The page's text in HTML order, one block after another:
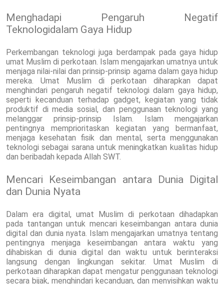
Menghadapi Pengaruh Negatif
Teknologidalam Gaya Hidup
Perkembangan teknologi juga berdampak pada gaya hidup
umat Muslim di perkotaan. Islam mengajarkan umatnya untuk
menjaga nilai-nilai dan prinsip-prinsip agama dalam gaya hidup
mereka. Umat Muslim di perkotaan diharapkan dapat
menghindari pengaruh negatif teknologi dalam gaya hidup,
seperti kecanduan terhadap gadget, kegiatan yang tidak
produktif di media sosial, dan penggunaan teknologi yang
melanggar prinsip-prinsip Islam. Islam mengajarkan
pentingnya memprioritaskan kegiatan yang bermanfaat,
menjaga kesehatan fisik dan mental, serta menggunakan
teknologi sebagai sarana untuk meningkatkan kualitas hidup
dan beribadah kepada Allah SWT.
Mencari Keseimbangan antara Dunia Digital
dan Dunia Nyata
Dalam era digital, umat Muslim di perkotaan dihadapkan
pada tantangan untuk mencari keseimbangan antara dunia
digital dan dunia nyata. Islam mengajarkan umatnya tentang
pentingnya menjaga keseimbangan antara waktu yang
dihabiskan di dunia digital dan waktu untuk berinteraksi
langsung dengan lingkungan sekitar. Umat Muslim di
perkotaan diharapkan dapat mengatur penggunaan teknologi
secara bijak, menghindari kecanduan, dan menyisihkan waktu